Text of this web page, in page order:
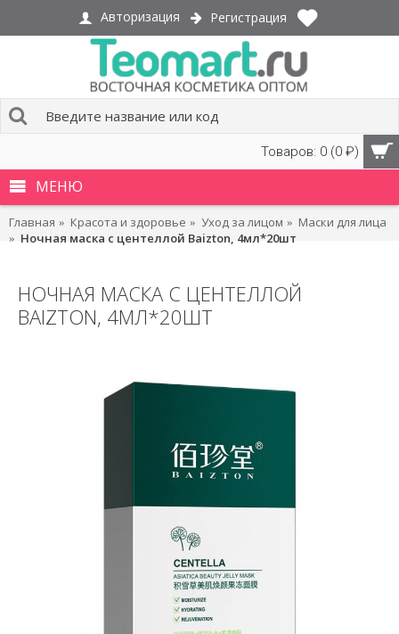
Авторизация Регистрация
Товаров: 0 (0 ₽)
МЕНЮ
Главная Красота и здоровье Уход за лицом
Маски для лица
Ночная маска с центеллой Baizton, 4мл*20шт
НОЧНАЯ МАСКА С ЦЕНТЕЛЛОЙ
BAIZTON, 4МЛ*20ШТ